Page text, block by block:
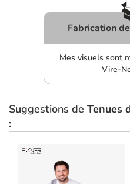
Fabrication
Mes visuels sont
Vire-
Suggestions de Tenues
: